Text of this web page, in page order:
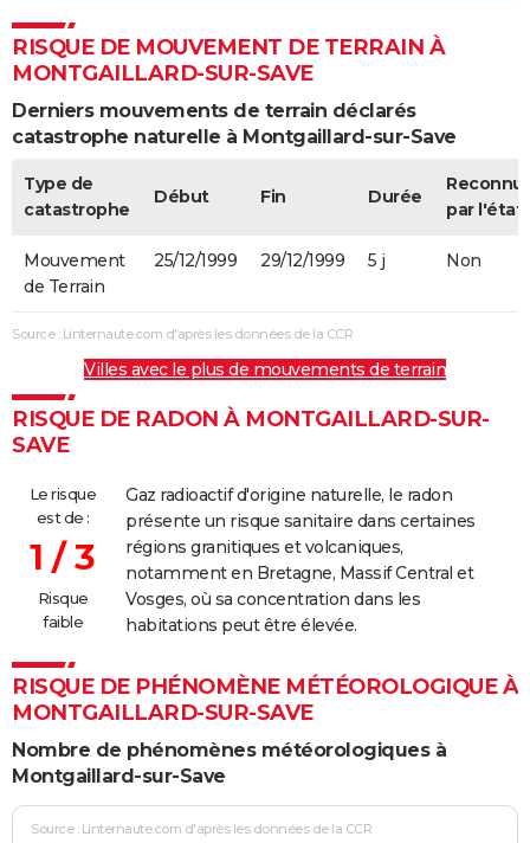
RISQUE DE MOUVEMENT DE TERRAIN À
MONTGAILLARD-SUR-SAVE
Derniers mouvements de terrain déclarés
catastrophe naturelle à Montgaillard-sur-Save
Type de
catastrophe
Début Fin Durée
par l'état
Mouvement
de Terrain
25/12/1999 29/12/1999 5 j Non
Source : Linternaute.com d'après les données de la CCR
Villes avec le plus de mouvements de terrain
RISQUE DE RADON À MONTGAILLARD-SUR-
SAVE
Le risque
est de :
1 / 3
Risque
faible
Gaz radioactif d'origine naturelle, le radon
présente un risque sanitaire dans certaines
régions granitiques et volcaniques,
notamment en Bretagne, Massif Central et
Vosges, où sa concentration dans les
habitations peut être élevée.
RISQUE DE PHÉNOMÈNE MÉTÉOROLOGIQUE À
MONTGAILLARD-SUR-SAVE
Nombre de phénomènes météorologiques à
Montgaillard-sur-Save
Source : Linternaute.com d'après les données de la CCR